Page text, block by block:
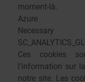
moment-là.
Azure
Necessary
Ces cookies
l'information sur
notre site. Les